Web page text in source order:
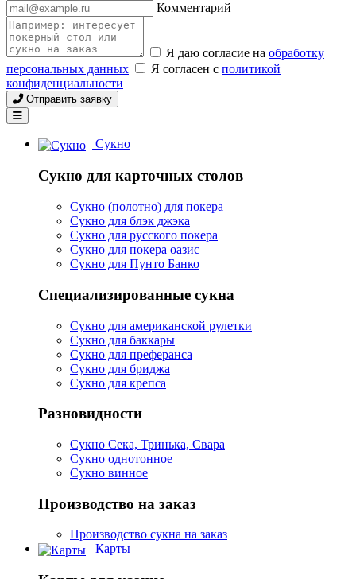
Комментарий
Я даю согласие на обработку
персональных данных
Я согласен с политикой
конфиденциальности
Отправить заявку
Сукно
Сукно для карточных столов
Сукно (полотно) для покера
Сукно для блэк джэка
Сукно для русского покера
Сукно для покера оазис
Сукно для Пунто Банко
Специализированные сукна
Сукно для американской рулетки
Сукно для баккары
Сукно для преферанса
Сукно для бриджа
Сукно для крепса
Разновидности
Сукно Сека, Тринька, Свара
Сукно однотонное
Сукно винное
Производство на заказ
Производство сукна на заказ
Карты